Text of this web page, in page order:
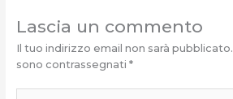
Lascia un commento
Il tuo indirizzo email non sarà pubblicato.
sono contrassegnati *